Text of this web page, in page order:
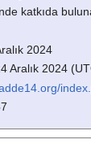
katkıda
2024
Aralık 2024